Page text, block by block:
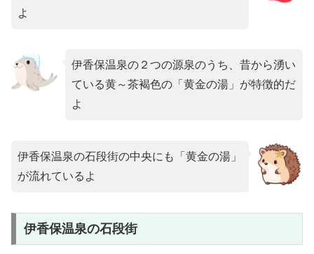
よ
伊香保温泉の２つの源泉のうち、昔から湧い
ている黄～茶褐色の「黄金の湯」が特徴的だ
よ
伊香保温泉の石段街の中央にも「黄金の湯」
が流れているよ
伊香保温泉の石段街